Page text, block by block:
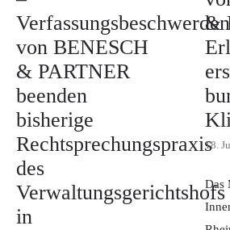
Verfassungsbeschwerden
von BENESCH
& PARTNER
beenden
bisherige
Rechtsprechungspraxis
des
Verwaltungsgerichtshofs
in
&
18.
Das